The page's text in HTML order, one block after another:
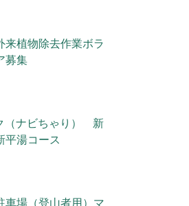
来植物除去作業ボラ
募集
（ナビちゃり） 新
平湯コース
車場（登山者用）マ